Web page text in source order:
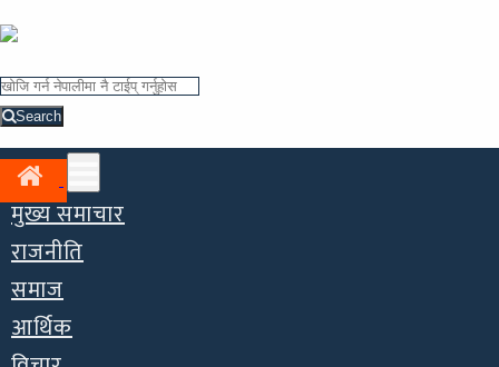
Search
मुख्य समाचार
राजनीति
समाज
आर्थिक